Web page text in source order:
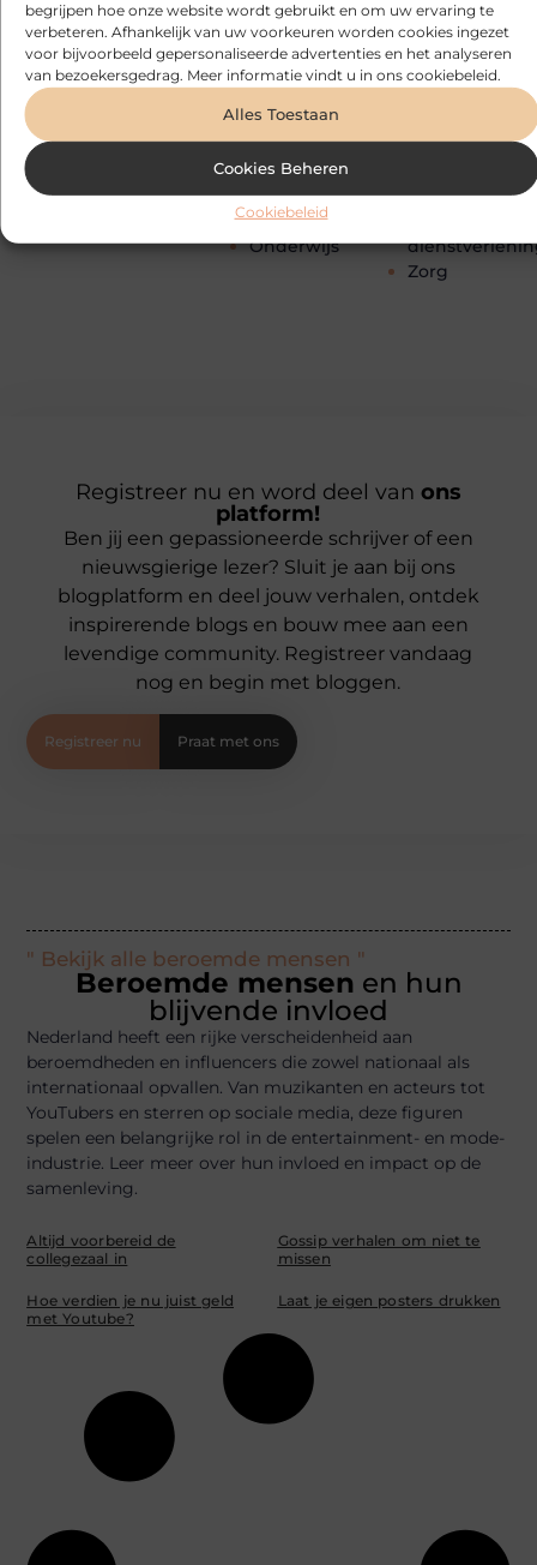
begrijpen hoe onze website wordt gebruikt en om uw ervaring te
verbeteren. Afhankelijk van uw voorkeuren worden cookies ingezet
voor bijvoorbeeld gepersonaliseerde advertenties en het analyseren
van bezoekersgedrag. Meer informatie vindt u in ons cookiebeleid.
Alles Toestaan
Cookies Beheren
Cookiebeleid
Bloemen
Blog
Cadeau
Electronica en
Energie
Kinderen
Management
Marketing
Media
Meubels
Mode en
Kleding
Motor
Muziek
Onderwijs
Vervoer en
transport
Webdesign
Wijn
Woning en
Zakelijk
Zorg
Registreer nu en word deel van ons
platform!
Ben jij een gepassioneerde schrijver of een
nieuwsgierige lezer? Sluit je aan bij ons
blogplatform en deel jouw verhalen, ontdek
inspirerende blogs en bouw mee aan een
levendige community. Registreer vandaag
nog en begin met bloggen.
Registreer nu Praat met ons
" Bekijk alle beroemde mensen "
Beroemde mensen en hun
blijvende invloed
Nederland heeft een rijke verscheidenheid aan
beroemdheden en influencers die zowel nationaal als
internationaal opvallen. Van muzikanten en acteurs tot
YouTubers en sterren op sociale media, deze figuren
spelen een belangrijke rol in de entertainment- en mode-
industrie. Leer meer over hun invloed en impact op de
samenleving.
Altijd voorbereid de
collegezaal in
Gossip verhalen om niet te
missen
Hoe verdien je nu juist geld
met Youtube?
Laat je eigen posters drukken